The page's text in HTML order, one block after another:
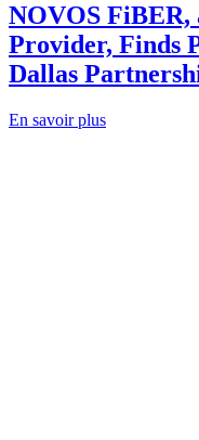
NOVOS
Provider, Finds
Dallas
En savoir plus